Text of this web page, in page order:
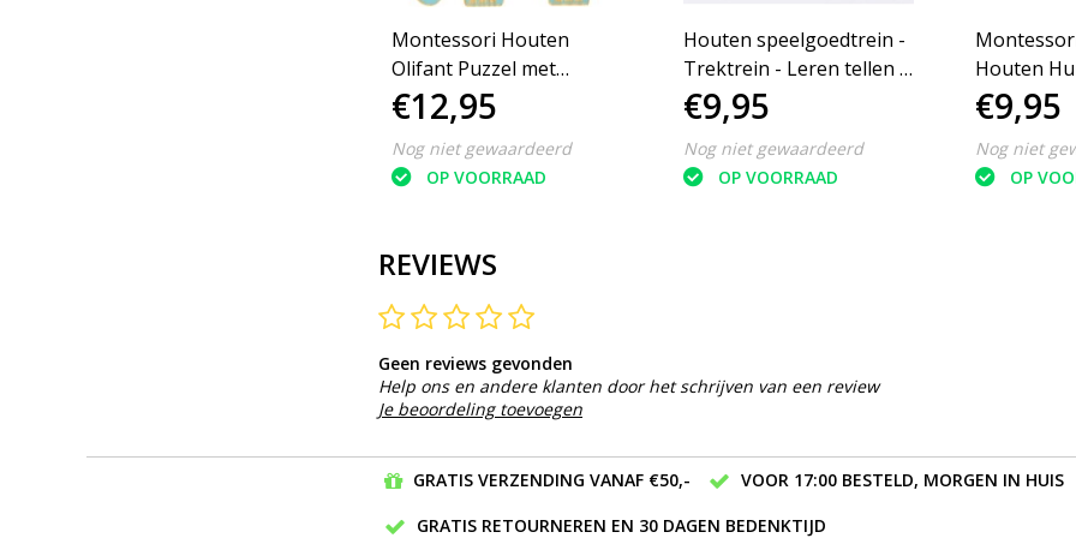
Montessori Houten
Olifant Puzzel met
Draaiende Tandwiel Leer
Vormen en Kleuren -
Educatief
€12,95
Nog niet gewaardeerd
OP VOORRAAD
Houten speelgoedtrein -
Trektrein - Leren tellen -
Bouwen - Bouwstenen -
Trein met blokken
€9,95
Nog niet gewaardeerd
OP VOORRAAD
Houten
– Tellen en
Montessori
€9,95
Nog niet
OP
REVIEWS
Geen reviews gevonden
Help ons en andere klanten door het schrijven van een review
Je beoordeling toevoegen
GRATIS VERZENDING VANAF €50,-
VOOR 17:00 BESTELD, MORGEN IN HUIS
GRATIS RETOURNEREN EN 30 DAGEN BEDENKTIJD